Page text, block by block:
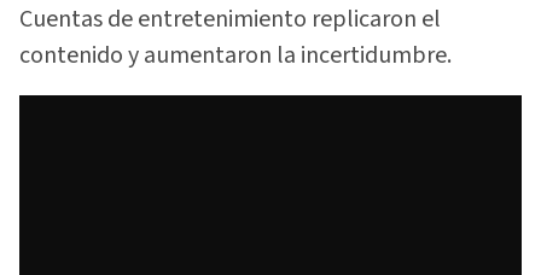
Cuentas de entretenimiento replicaron el
contenido y aumentaron la incertidumbre.